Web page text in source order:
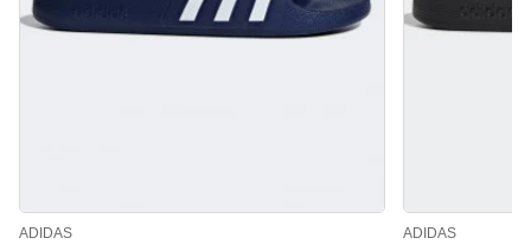
ADIDAS ADIDAS